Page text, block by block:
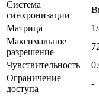
Система
синхронизации
Матрица
Максимальное
разрешение
Чувствительность
Ограничение
доступа
-